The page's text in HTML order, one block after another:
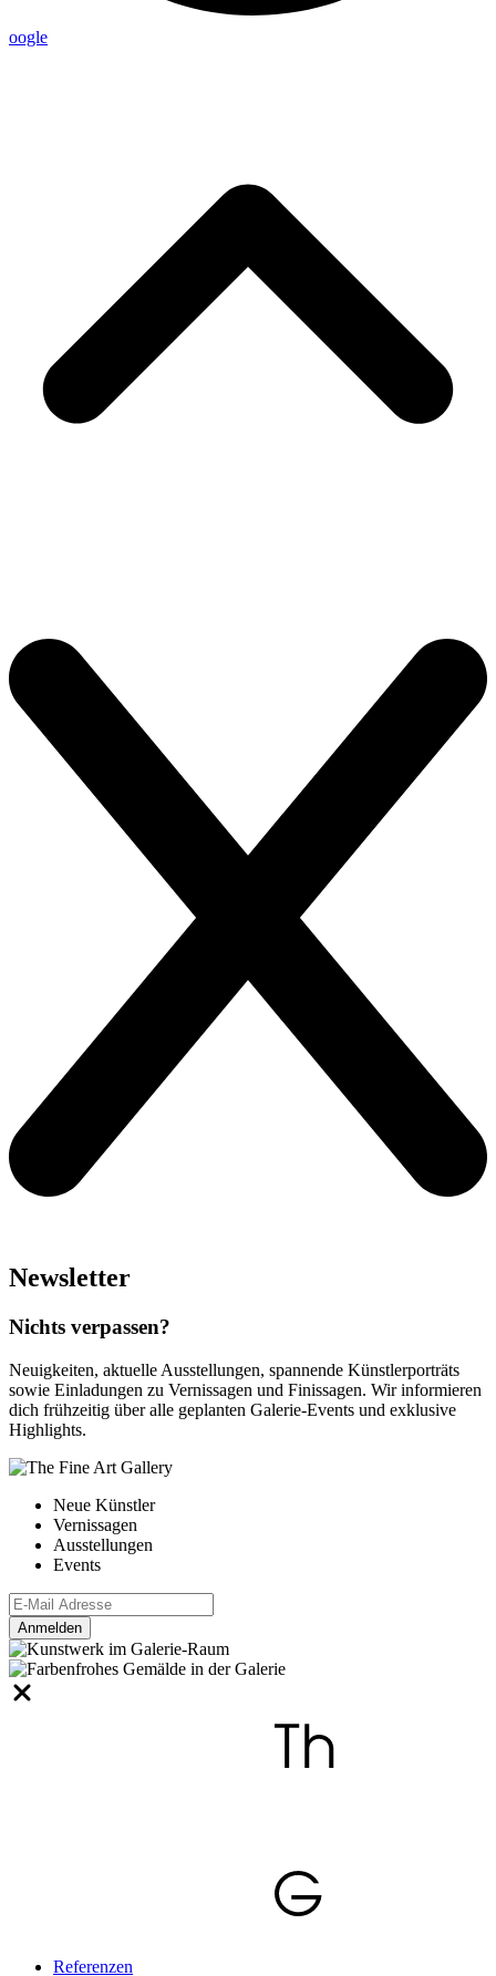
oogle
Newsletter
Nichts verpassen?
Neuigkeiten, aktuelle Ausstellungen, spannende Künstlerporträts
sowie Einladungen zu Vernissagen und Finissagen. Wir informieren
dich frühzeitig über alle geplanten Galerie-Events und exklusive
Highlights.
Neue Künstler
Vernissagen
Ausstellungen
Events
Anmelden
Referenzen